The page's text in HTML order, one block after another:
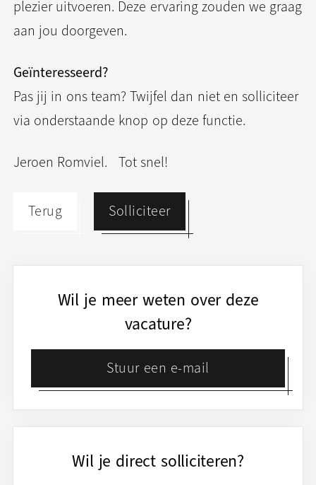
plezier uitvoeren. Deze ervaring zouden we graag
aan jou doorgeven.
Geïnteresseerd?
Pas jij in ons team? Twijfel dan niet en solliciteer
via onderstaande knop op deze functie.
Jeroen Romviel. Tot snel!
Terug Solliciteer
Wil je meer weten over deze
vacature?
Stuur een e-mail
Wil je direct solliciteren?